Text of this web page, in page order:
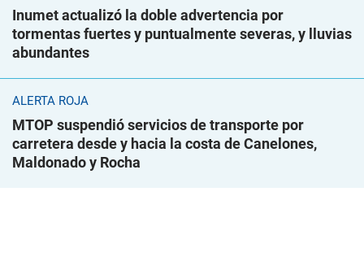
Inumet actualizó la doble advertencia por
tormentas fuertes y puntualmente severas, y lluvias
abundantes
ALERTA ROJA
MTOP suspendió servicios de transporte por
carretera desde y hacia la costa de Canelones,
Maldonado y Rocha